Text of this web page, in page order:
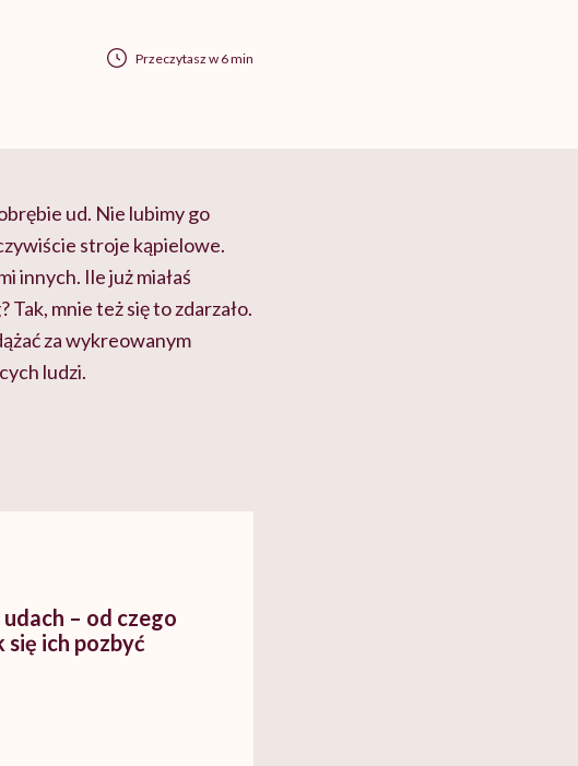
Przeczytasz w 6 min
ud. Nie lubimy go
stroje kąpielowe.
innych. Ile już miałaś
mnie też się to zdarzało.
za wykreowanym
ludzi.
– od czego
się ich pozbyć